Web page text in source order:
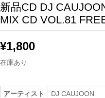
新品CD DJ
MIX CD VOL.81
¥1,800
在庫あり
アーティスト
DJ CAUJOON